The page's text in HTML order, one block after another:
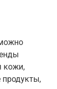
кожи,
продукты,